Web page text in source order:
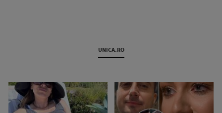
UNICA.RO